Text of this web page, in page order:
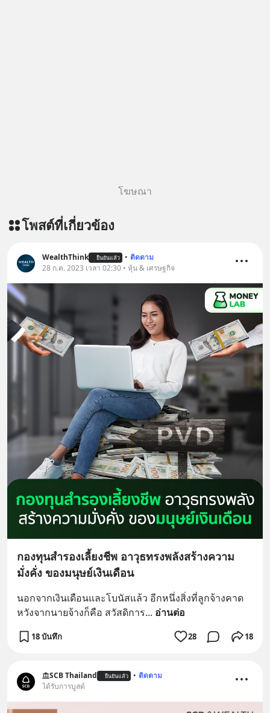
โฆษณา
โพสต์ที่เกี่ยวข้อง
WealthThink ยืนยันแล้ว • ติดตาม
28 ก.ค. 2023 เวลา 02:30 • หุ้น & เศรษฐกิจ
กองทุนสำรองเลี้ยงชีพ อาวุธทรงพลังสร้างความ
มั่งคั่ง ของมนุษย์เงินเดือน
นอกจากเงินเดือนและโบนัสแล้ว อีกหนึ่งสิ่งที่ลูกจ้างคาด
หวังจากนายจ้างก็คือ สวัสดิการ... อ่านต่อ
18 บันทึก 28 18
SCB Thailand ยืนยันแล้ว • ติดตาม
ได้รับการบูสต์